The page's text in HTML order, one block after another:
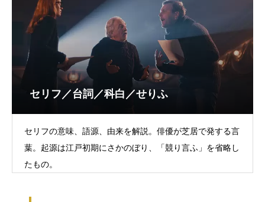
セリフ／台詞／科白／せりふ
セリフの意味、語源、由来を解説。俳優が芝居で発する言
葉。起源は江戸初期にさかのぼり、「競り言ふ」を省略し
たもの。